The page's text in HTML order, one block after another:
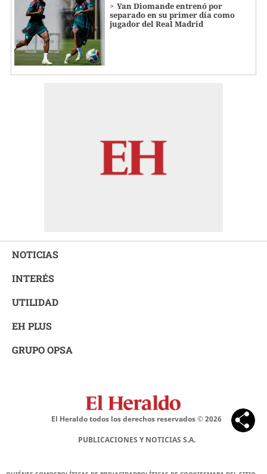
Yan Diomande entrenó por
separado en su primer día como
jugador del Real Madrid
NOTICIAS
INTERÉS
UTILIDAD
EH PLUS
GRUPO OPSA
El Heraldo todos los derechos reservados ©2026
PUBLICACIONES Y NOTICIAS S.A.